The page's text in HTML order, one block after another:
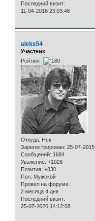
Последний визит:
11-04-2018 23:03:48
aleks54
Участник
Рейтинг:
Откуда: Нск
Зарегистрирован: 25-07-2015
Сообщений: 1684
Уважение: +1028
Позитив: +830
Пол: Мужской
Провел на форуме:
2 месяца 4 дня
Последний визит:
25-07-2026 14:12:08